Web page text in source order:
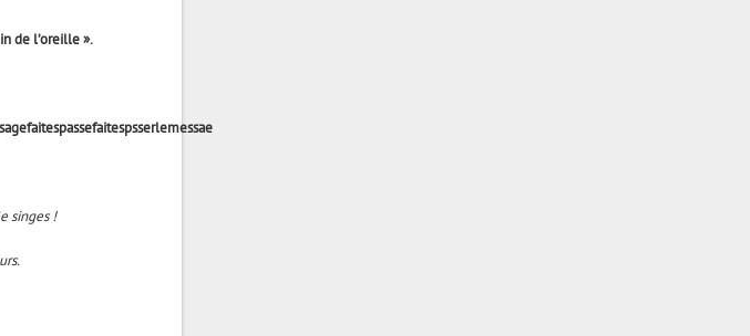
de l’oreille ».
singes !